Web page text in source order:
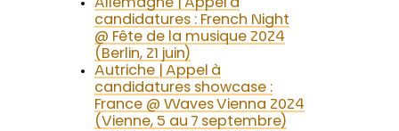
Allemagne | Appel à
candidatures : French Night
@ Fête de la musique 2024
(Berlin, 21 juin)
Autriche | Appel à
candidatures showcase :
France @ Waves Vienna 2024
(Vienne, 5 au 7 septembre)